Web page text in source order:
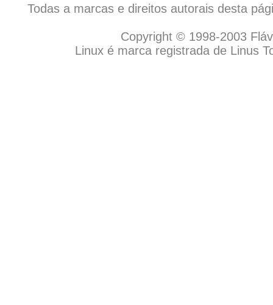
Todas a marcas e direitos autorais desta
Copyright © 1998-2003
Linux é marca registrada de Linus